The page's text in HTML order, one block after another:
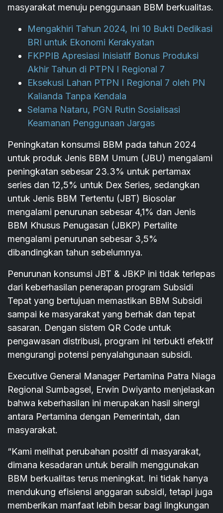
masyarakat menuju penggunaan BBM berkualitas.
Mengakhiri Tahun 2024, Ini 10 Bukti Dedikasi
BRI untuk Ekonomi Kerakyatan
FKPPIB Apresiasi Inisiatif Bonus Produksi
Akhir Tahun di PTPN I Regional 7
Eksekusi Lahan PTPN I Regional 7 oleh PN
Kalianda Tanpa Kendala
Selama Nataru, PGN Rutin Sosialisasi
Keamanan Penggunaan Jargas
Peningkatan konsumsi BBM pada tahun 2024
untuk produk Jenis BBM Umum (JBU) mengalami
peningkatan sebesar 23.3% untuk pertamax
series dan 12,5% untuk Dex Series, sedangkan
untuk Jenis BBM Tertentu (JBT) Biosolar
mengalami penurunan sebesar 4,1% dan Jenis
BBM Khusus Penugasan (JBKP) Pertalite
mengalami penurunan sebesar 3,5%
dibandingkan tahun sebelumnya.
Penurunan konsumsi JBT & JBKP ini tidak terlepas
dari keberhasilan penerapan program Subsidi
Tepat yang bertujuan memastikan BBM Subsidi
sampai ke masyarakat yang berhak dan tepat
sasaran. Dengan sistem QR Code untuk
pengawasan distribusi, program ini terbukti efektif
mengurangi potensi penyalahgunaan subsidi.
Executive General Manager Pertamina Patra Niaga
Regional Sumbagsel, Erwin Dwiyanto menjelaskan
bahwa keberhasilan ini merupakan hasil sinergi
antara Pertamina dengan Pemerintah, dan
masyarakat.
“Kami melihat perubahan positif di masyarakat,
dimana kesadaran untuk beralih menggunakan
BBM berkualitas terus meningkat. Ini tidak hanya
mendukung efisiensi anggaran subsidi, tetapi juga
memberikan manfaat lebih besar bagi lingkungan